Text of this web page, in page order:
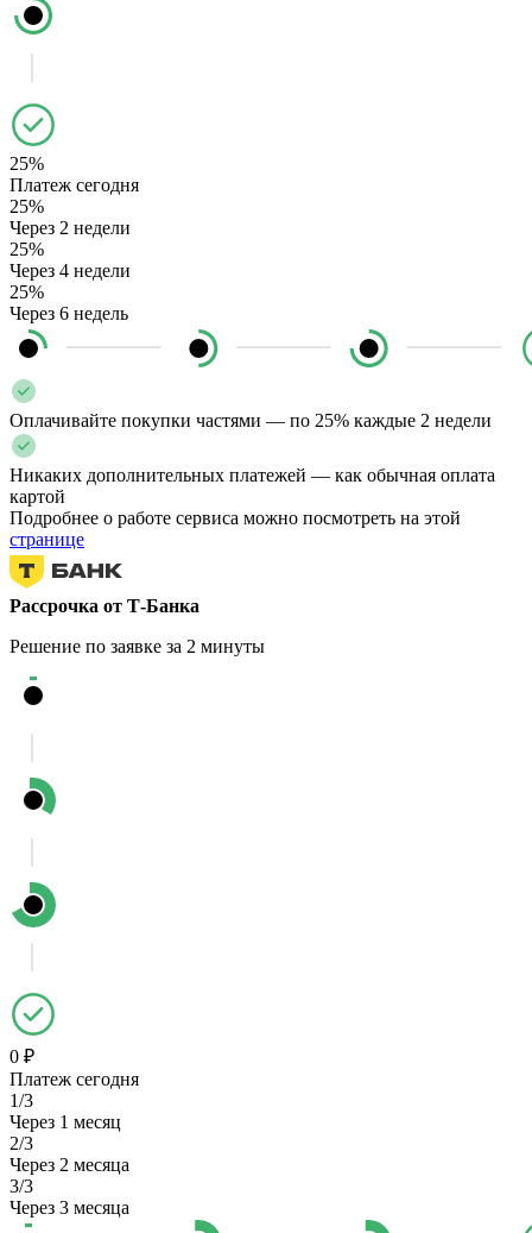
25%
Платеж сегодня
25%
Через 2 недели
25%
Через 4 недели
25%
Через 6 недель
Оплачивайте покупки частями — по 25% каждые 2 недели
Никаких дополнительных платежей — как обычная оплата
картой
Подробнее о работе сервиса можно посмотреть на этой
странице
Рассрочка от Т-Банка
Решение по заявке за 2 минуты
0 ₽
Платеж сегодня
1/3
Через 1 месяц
2/3
Через 2 месяца
3/3
Через 3 месяца